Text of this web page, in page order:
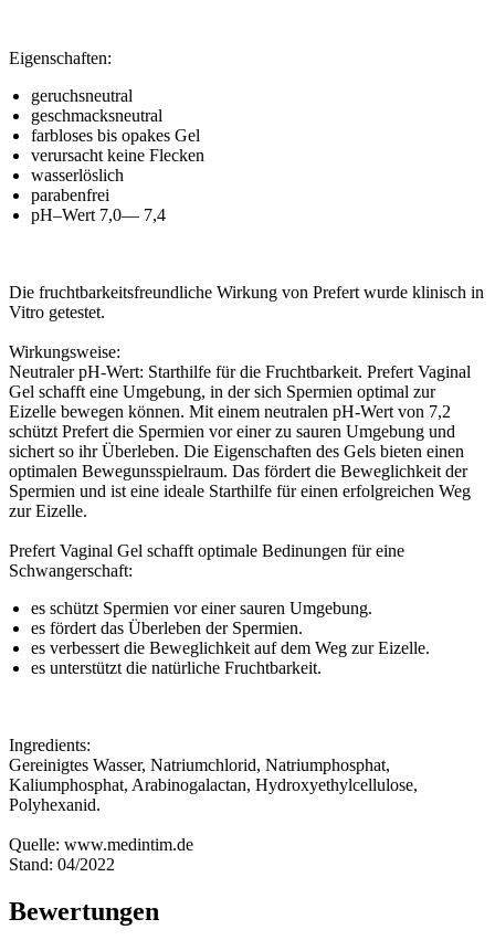
Eigenschaften:
geruchsneutral
geschmacksneutral
farbloses bis opakes Gel
verursacht keine Flecken
wasserlöslich
parabenfrei
pH–Wert 7,0— 7,4
Die fruchtbarkeitsfreundliche Wirkung von Prefert wurde klinisch in
Vitro getestet.
Wirkungsweise:
Neutraler pH-Wert: Starthilfe für die Fruchtbarkeit. Prefert Vaginal
Gel schafft eine Umgebung, in der sich Spermien optimal zur
Eizelle bewegen können. Mit einem neutralen pH-Wert von 7,2
schützt Prefert die Spermien vor einer zu sauren Umgebung und
sichert so ihr Überleben. Die Eigenschaften des Gels bieten einen
optimalen Bewegunsspielraum. Das fördert die Beweglichkeit der
Spermien und ist eine ideale Starthilfe für einen erfolgreichen Weg
zur Eizelle.
Prefert Vaginal Gel schafft optimale Bedinungen für eine
Schwangerschaft:
es schützt Spermien vor einer sauren Umgebung.
es fördert das Überleben der Spermien.
es verbessert die Beweglichkeit auf dem Weg zur Eizelle.
es unterstützt die natürliche Fruchtbarkeit.
Ingredients:
Gereinigtes Wasser, Natriumchlorid, Natriumphosphat,
Kaliumphosphat, Arabinogalactan, Hydroxyethylcellulose,
Polyhexanid.
Quelle: www.medintim.de
Stand: 04/2022
Bewertungen